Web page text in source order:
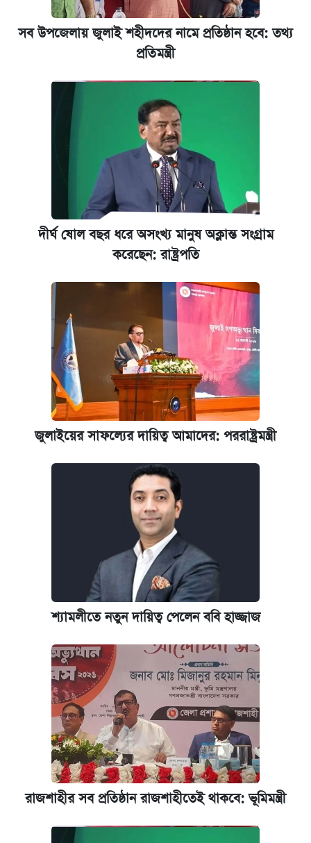
অর্থমন্ত্রী
জুলাই স্মৃতি জাদুঘরে যেতে টিকিট কাটবেন যেভাবে
যুক্তরাষ্ট্র থেকে আরও ২৩ বাংলাদেশিকে দেশে
ফেরত পাঠানো হলো
সব উপজেলায় জুলাই শহীদদের নামে প্রতিষ্ঠান হবে: তথ্য
প্রতিমন্ত্রী
দীর্ঘ ষোল বছর ধরে অসংখ্য মানুষ অক্লান্ত সংগ্রাম
করেছেন: রাষ্ট্রপতি
জুলাইয়ের সাফল্যের দায়িত্ব আমাদের: পররাষ্ট্রমন্ত্রী
শ্যামলীতে নতুন দায়িত্ব পেলেন ববি হাজ্জাজ
রাজশাহীর সব প্রতিষ্ঠান রাজশাহীতেই থাকবে: ভূমিমন্ত্রী